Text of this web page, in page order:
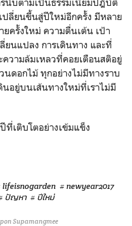
ลี่ยนขึ้นสู่ปีใหม่อีกครั้ง มีหลาย
ครั้งใหม่ ความตื่นเต้น เป้า
ยนแปลง การเดินทาง และที่
วามล้มเหลวที่คอยเตือนสติอยู่
นดอกไม้ ทุกอย่างไม่มีทางราบ
นอยู่บนเส้นทางใหม่ที่เราไม่มี
ที่เติบโตอย่างเข้มแข็ง
lifeisnogarden # newyear2017
ปัญหา # ปีใหม่
Supamangmee